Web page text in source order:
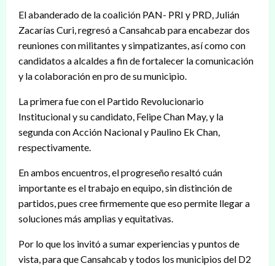
El abanderado de la coalición PAN- PRI y PRD, Julián
Zacarías Curi, regresó a Cansahcab para encabezar dos
reuniones con militantes y simpatizantes, así como con
candidatos a alcaldes a fin de fortalecer la comunicación
y la colaboración en pro de su municipio.
La primera fue con el Partido Revolucionario
Institucional y su candidato, Felipe Chan May, y la
segunda con Acción Nacional y Paulino Ek Chan,
respectivamente.
En ambos encuentros, el progreseño resaltó cuán
importante es el trabajo en equipo, sin distinción de
partidos, pues cree firmemente que eso permite llegar a
soluciones más amplias y equitativas.
Por lo que los invitó a sumar experiencias y puntos de
vista, para que Cansahcab y todos los municipios del D2